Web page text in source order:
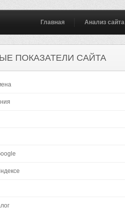
Главная Анализ сайта
ПОКАЗАТЕЛИ САЙТА